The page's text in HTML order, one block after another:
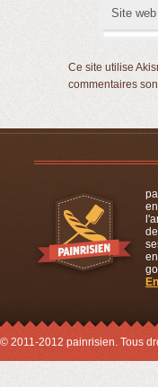
Site web
Ce site utilise
commentaires
© 2011-2012 painrisien. Tous